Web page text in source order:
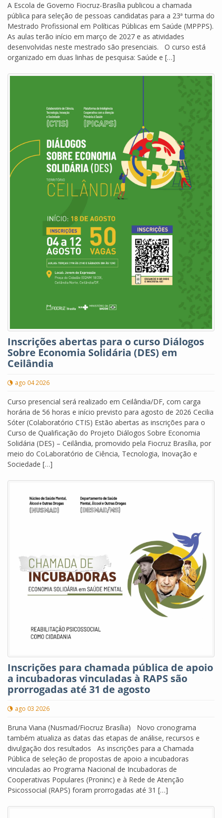
A Escola de Governo Fiocruz-Brasília publicou a chamada
pública para seleção de pessoas candidatas para a 23ª turma do
Mestrado Profissional em Políticas Públicas em Saúde (MPPPS).
As aulas terão início em março de 2027 e as atividades
desenvolvidas neste mestrado são presenciais. O curso está
organizado em duas linhas de pesquisa: Saúde e […]
Inscrições abertas para o curso Diálogos
Sobre Economia Solidária (DES) em
Ceilândia
ago 04 2026
Curso presencial será realizado em Ceilândia/DF, com carga
horária de 56 horas e início previsto para agosto de 2026 Cecilia
Sóter (Colaboratório CTIS) Estão abertas as inscrições para o
Curso de Qualificação do Projeto Diálogos Sobre Economia
Solidária (DES) – Ceilândia, promovido pela Fiocruz Brasília, por
meio do CoLaboratório de Ciência, Tecnologia, Inovação e
Sociedade […]
Inscrições para chamada pública de apoio
a incubadoras vinculadas à RAPS são
prorrogadas até 31 de agosto
ago 03 2026
Bruna Viana (Nusmad/Fiocruz Brasília) Novo cronograma
também atualiza as datas das etapas de análise, recursos e
divulgação dos resultados As inscrições para a Chamada
Pública de seleção de propostas de apoio a incubadoras
vinculadas ao Programa Nacional de Incubadoras de
Cooperativas Populares (Proninc) e à Rede de Atenção
Psicossocial (RAPS) foram prorrogadas até 31 […]